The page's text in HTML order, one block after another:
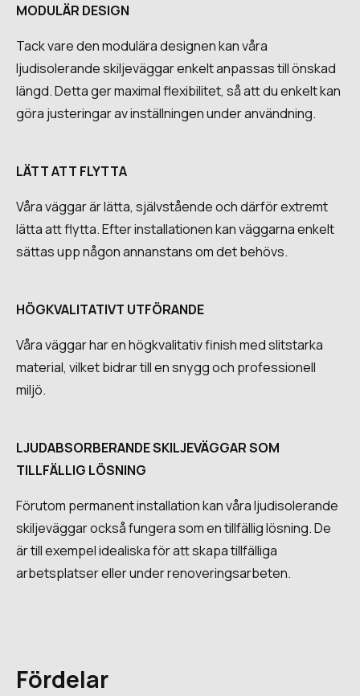
MODULÄR DESIGN
Tack vare den modulära designen kan våra
ljudisolerande skiljeväggar enkelt anpassas till önskad
längd. Detta ger maximal flexibilitet, så att du enkelt kan
göra justeringar av inställningen under användning.
LÄTT ATT FLYTTA
Våra väggar är lätta, självstående och därför extremt
lätta att flytta. Efter installationen kan väggarna enkelt
sättas upp någon annanstans om det behövs.
HÖGKVALITATIVT UTFÖRANDE
Våra väggar har en högkvalitativ finish med slitstarka
material, vilket bidrar till en snygg och professionell
miljö.
LJUDABSORBERANDE SKILJEVÄGGAR SOM
TILLFÄLLIG LÖSNING
Förutom permanent installation kan våra ljudisolerande
skiljeväggar också fungera som en tillfällig lösning. De
är till exempel idealiska för att skapa tillfälliga
arbetsplatser eller under renoveringsarbeten.
Fördelar